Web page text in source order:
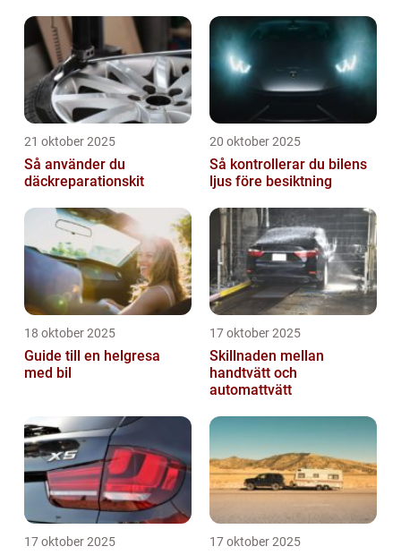
21 oktober 2025
Så använder du
däckreparationskit
20 oktober 2025
Så kontrollerar du bilens
ljus före besiktning
18 oktober 2025
Guide till en helgresa
med bil
17 oktober 2025
Skillnaden mellan
handtvätt och
automattvätt
17 oktober 2025 17 oktober 2025